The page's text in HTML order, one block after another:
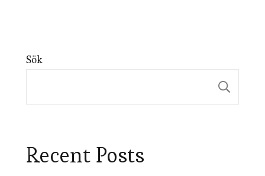
Sök
Recent Posts